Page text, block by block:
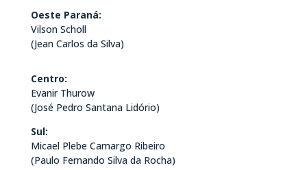
Oeste Paraná:
Vilson Scholl
(Jean Carlos da Silva)
Centro:
Evanir Thurow
(José Pedro Santana Lidório)
Sul:
Micael Plebe Camargo Ribeiro
(Paulo Fernando Silva da Rocha)